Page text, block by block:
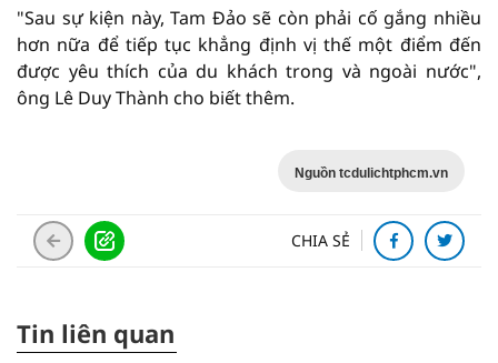
"Sau sự kiện này, Tam Đảo sẽ còn phải cố gắng nhiều
hơn nữa để tiếp tục khẳng định vị thế một điểm đến
được yêu thích của du khách trong và ngoài nước",
ông Lê Duy Thành cho biết thêm.
Nguồn tcdulichtphcm.vn
CHIA SẺ
Tin liên quan